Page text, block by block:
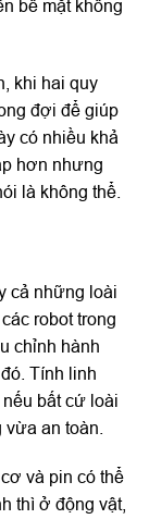
bề mặt không
khi hai quy
đợi để giúp
có nhiều khả
hơn nhưng
là không thể.
cả những loài
robot trong
chỉnh hành
Tính linh
bất cứ loài
an toàn.
và pin có thể
thì ở động vật,